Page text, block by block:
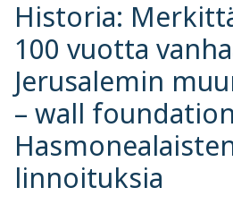
Historia:
100 vuotta
Jerusalemin
– wall
linnoituksia